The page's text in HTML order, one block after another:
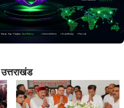
उत्तराखंड